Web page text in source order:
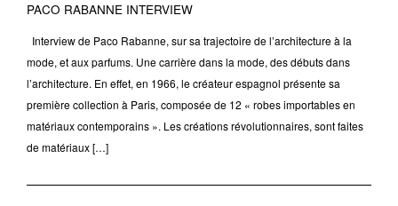
PACO RABANNE INTERVIEW
Interview de Paco Rabanne, sur sa trajectoire de l’architecture à la
mode, et aux parfums. Une carrière dans la mode, des débuts dans
l’architecture. En effet, en 1966, le créateur espagnol présente sa
première collection à Paris, composée de 12 « robes importables en
matériaux contemporains ». Les créations révolutionnaires, sont faites
de matériaux […]